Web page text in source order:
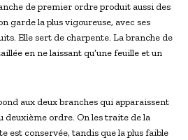
de premier ordre produit aussi des
garde la plus vigoureuse, avec ses
Elle sert de charpente. La branche de
en ne laissant qu’une feuille et un
aux deux branches qui apparaissent
deuxième ordre. On les traite de la
est conservée, tandis que la plus faible